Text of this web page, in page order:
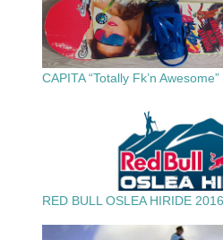
CAPITA “Totally Fk’n
RED BULL OSLEA HIRIDE 2016